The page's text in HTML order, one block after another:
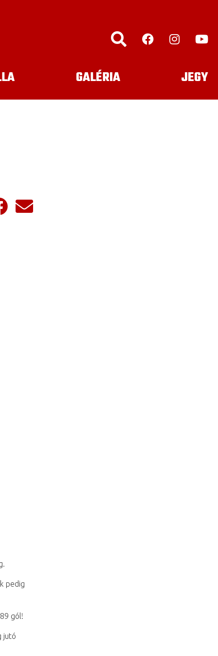
GALÉRIA JEGY
pedig
gól!
jutó